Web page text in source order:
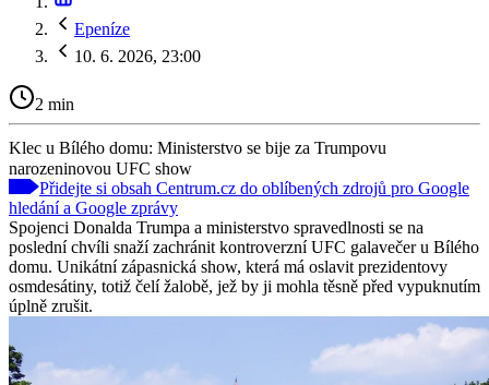
Epeníze
10. 6. 2026, 23:00
2 min
Klec u Bílého domu: Ministerstvo se bije za Trumpovu
narozeninovou UFC show
Přidejte si obsah Centrum.cz do oblíbených zdrojů pro Google
hledání a Google zprávy
Spojenci Donalda Trumpa a ministerstvo spravedlnosti se na
poslední chvíli snaží zachránit kontroverzní UFC galavečer u Bílého
domu. Unikátní zápasnická show, která má oslavit prezidentovy
osmdesátiny, totiž čelí žalobě, jež by ji mohla těsně před vypuknutím
úplně zrušit.